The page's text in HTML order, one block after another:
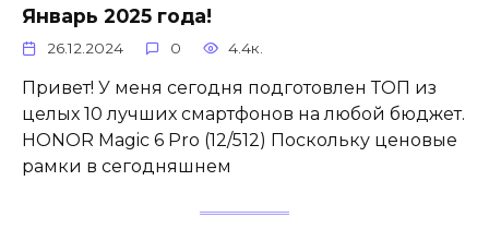
Январь 2025 года!
26.12.2024 0 4.4к.
Привет! У меня сегодня подготовлен ТОП из
целых 10 лучших смартфонов на любой бюджет.
HONOR Magic 6 Pro (12/512) Поскольку ценовые
рамки в сегодняшнем